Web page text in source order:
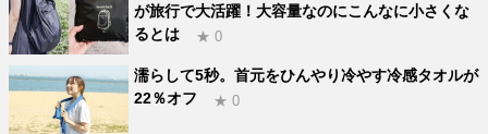
が旅行で大活躍！大容量なのにこんなに小さくな
るとは
★ 0
濡らして5秒。首元をひんやり冷やす冷感タオルが
22％オフ
★ 0